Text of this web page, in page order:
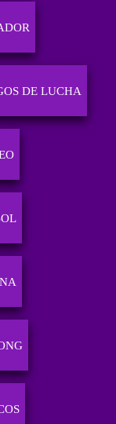
DE LUCHA